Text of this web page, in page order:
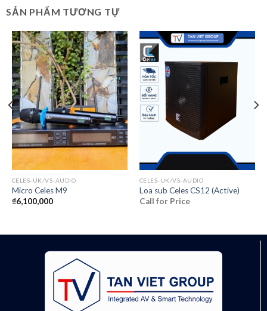
SẢN PHẨM TƯƠNG TỰ
CELES-UK/VS-AUDIO
Micro Celes M9
₫6,100,000
CELES-UK/VS-AUDIO
Loa sub Celes CS12 (Active)
Call for Price